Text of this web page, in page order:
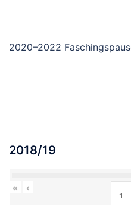
2020–2022
2018/19
« ‹